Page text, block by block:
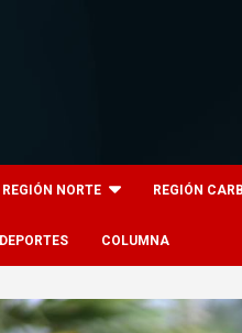
REGIÓN NORTE REGIÓN
DEPORTES COLUMNA